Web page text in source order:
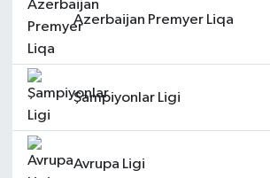
Azerbaijan Premyer Liqa
Şampiyonlar Ligi
Avrupa Ligi